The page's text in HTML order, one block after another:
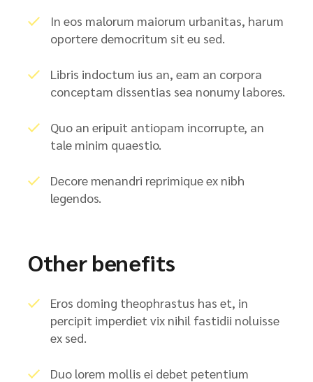
In eos malorum maiorum urbanitas, harum
oportere democritum sit eu sed.
Libris indoctum ius an, eam an corpora
conceptam dissentias sea nonumy labores.
Quo an eripuit antiopam incorrupte, an
tale minim quaestio.
Decore menandri reprimique ex nibh
legendos.
Other benefits
Eros doming theophrastus has et, in
percipit imperdiet vix nihil fastidii noluisse
ex sed.
Duo lorem mollis ei debet petentium